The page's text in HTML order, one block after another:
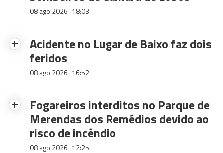
08 ago 2026 18:03
Acidente no Lugar de Baixo faz dois
feridos
08 ago 2026 16:52
Fogareiros interditos no Parque de
Merendas dos Remédios devido ao
risco de incêndio
08 ago 2026 12:25